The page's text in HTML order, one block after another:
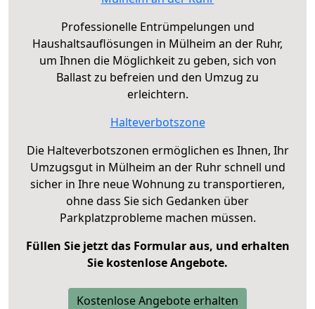
Professionelle Entrümpelungen und
Haushaltsauflösungen in Mülheim an der Ruhr,
um Ihnen die Möglichkeit zu geben, sich von
Ballast zu befreien und den Umzug zu
erleichtern.
Halteverbotszone
Die Halteverbotszonen ermöglichen es Ihnen, Ihr
Umzugsgut in Mülheim an der Ruhr schnell und
sicher in Ihre neue Wohnung zu transportieren,
ohne dass Sie sich Gedanken über
Parkplatzprobleme machen müssen.
Füllen Sie jetzt das Formular aus, und erhalten
Sie kostenlose Angebote.
Kostenlose Angebote erhalten